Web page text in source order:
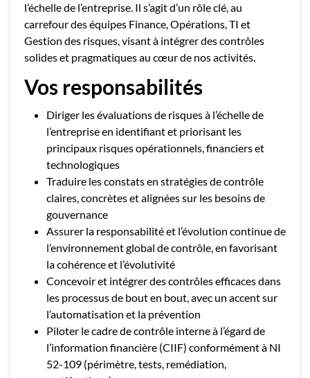
l’échelle de l’entreprise. Il s’agit d’un rôle clé, au
carrefour des équipes Finance, Opérations, TI et
Gestion des risques, visant à intégrer des contrôles
solides et pragmatiques au cœur de nos activités.
Vos responsabilités
Diriger les évaluations de risques à l’échelle de
l’entreprise en identifiant et priorisant les
principaux risques opérationnels, financiers et
technologiques
Traduire les constats en stratégies de contrôle
claires, concrètes et alignées sur les besoins de
gouvernance
Assurer la responsabilité et l’évolution continue de
l’environnement global de contrôle, en favorisant
la cohérence et l’évolutivité
Concevoir et intégrer des contrôles efficaces dans
les processus de bout en bout, avec un accent sur
l’automatisation et la prévention
Piloter le cadre de contrôle interne à l’égard de
l’information financière (CIIF) conformément à NI
52-109 (périmètre, tests, remédiation,